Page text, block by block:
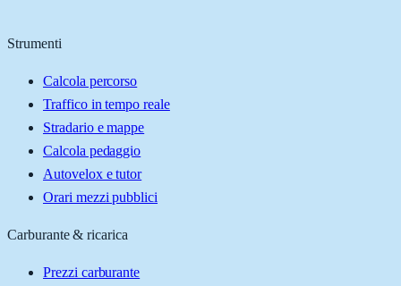
Strumenti
Calcola percorso
Traffico in tempo reale
Stradario e mappe
Calcola pedaggio
Autovelox e tutor
Orari mezzi pubblici
Carburante & ricarica
Prezzi carburante